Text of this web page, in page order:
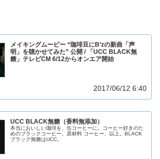
メイキングムービー “珈琲豆にB’zの新曲「声
明」を聴かせてみた” 公開 / 「UCC BLACK無
糖」テレビCM 6/12からオンエア開始
2017/06/12 6:40
UCC BLACK無糖（香料無添加）
本当においしい珈琲を、缶コーヒーに。コーヒー好きのた
めのブラックコーヒー。原材料 コーヒー、以上。BLACK
ブラック無糖はUCC。